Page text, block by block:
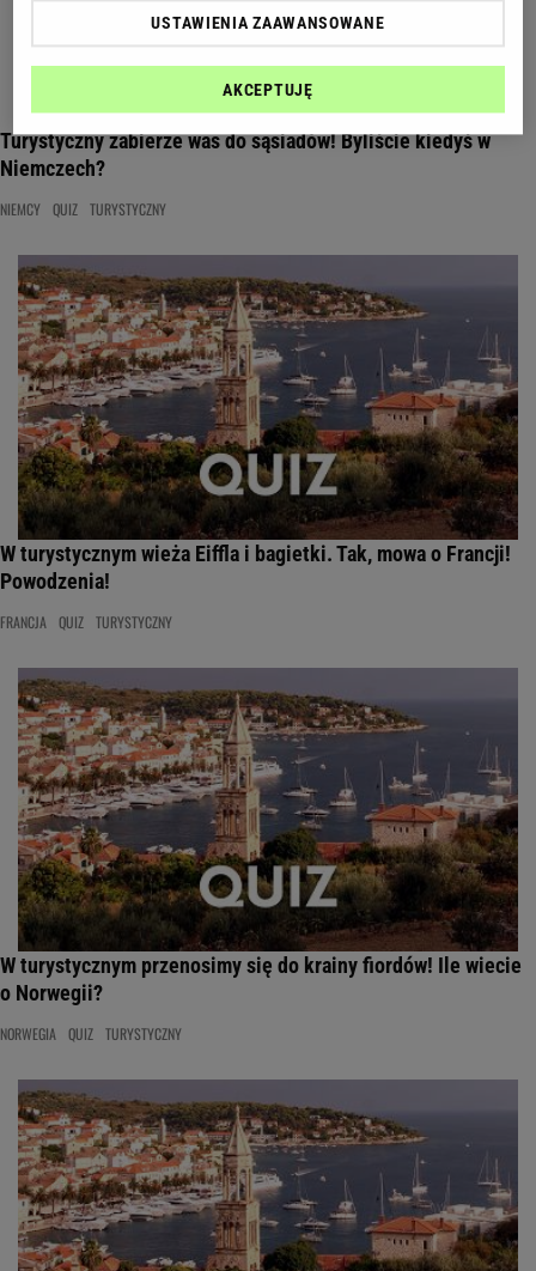
Turystyczny zabierze was do sąsiadów! Byliście kiedyś w
Niemczech?
NIEMCY QUIZ TURYSTYCZNY
W turystycznym wieża Eiffla i bagietki. Tak, mowa o Francji!
Powodzenia!
FRANCJA QUIZ TURYSTYCZNY
W turystycznym przenosimy się do krainy fiordów! Ile wiecie
o Norwegii?
NORWEGIA QUIZ TURYSTYCZNY
USTAWIENIA ZAAWANSOWANE
AKCEPTUJĘ